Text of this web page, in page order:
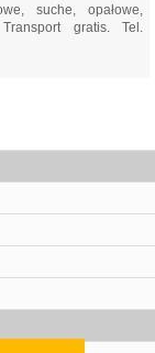
suche, opałowe,
gratis. Tel.